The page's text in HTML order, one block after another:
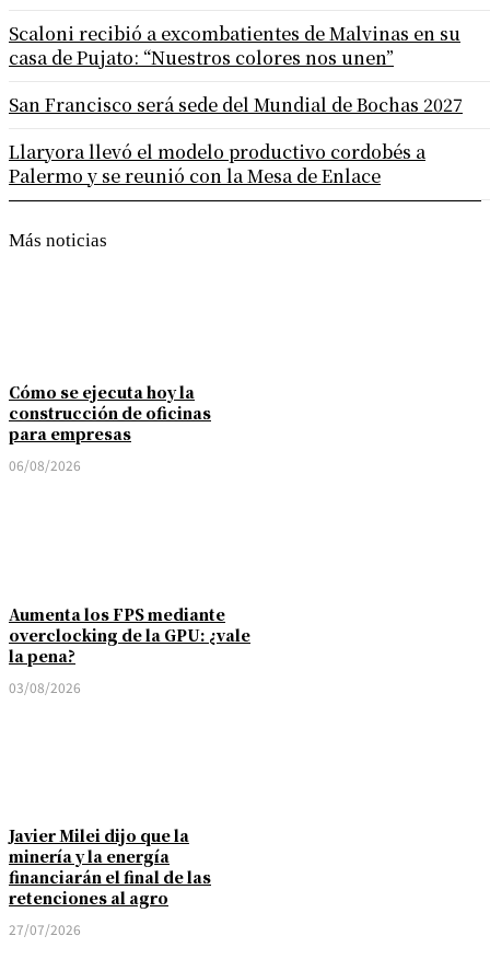
Más noticias
Cómo se ejecuta hoy la
construcción de oficinas
para empresas
06/08/2026
Aumenta los FPS mediante
overclocking de la GPU: ¿vale
la pena?
03/08/2026
Javier Milei dijo que la
minería y la energía
financiarán el final de las
retenciones al agro
27/07/2026
Scaloni recibió a excombatientes de Malvinas en su
casa de Pujato: “Nuestros colores nos unen”
San Francisco será sede del Mundial de Bochas 2027
Llaryora llevó el modelo productivo cordobés a
Palermo y se reunió con la Mesa de Enlace